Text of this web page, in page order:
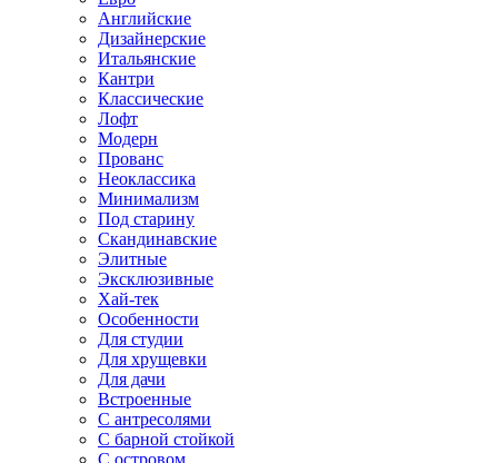
Английские
Дизайнерские
Итальянские
Кантри
Классические
Лофт
Модерн
Прованс
Неоклассика
Минимализм
Под старину
Скандинавские
Элитные
Эксклюзивные
Хай-тек
Особенности
Для студии
Для хрущевки
Для дачи
Встроенные
С антресолями
С барной стойкой
С островом